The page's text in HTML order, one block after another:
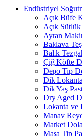
Endüstriyel
Açık Büfe
Açık Sütlük
Ayran
Baklava
Balık
Çiğ Köfte
Depo Tip
Dik
Dik Yaş
Dry Aged
Lokanta ve
Manav
Market
Masa Tip